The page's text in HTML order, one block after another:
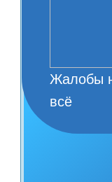
Жалобы
всё